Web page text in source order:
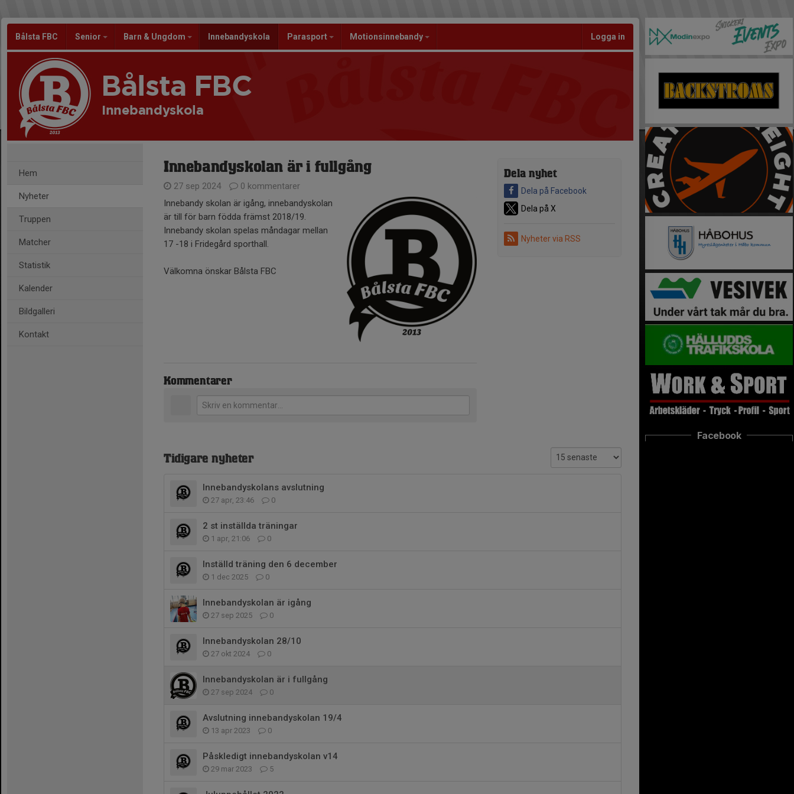
Bålsta FBC Senior Barn & Ungdom Innebandyskola Parasport Motionsinnebandy Logga in
Bålsta FBC
Innebandyskola
Hem
Nyheter
Truppen
Matcher
Statistik
Kalender
Bildgalleri
Kontakt
Dela nyhet
Dela på Facebook
Dela på X
Nyheter via RSS
Innebandyskolan är i fullgång
27 sep 2024
0 kommentarer
Innebandy skolan är igång, innebandyskolan
är till för barn födda främst 2018/19.
Innebandy skolan spelas måndagar mellan
17 -18 i Fridegård sporthall.
Välkomna önskar Bålsta FBC
Kommentarer
Tidigare nyheter
Innebandyskolans avslutning
27 apr, 23:46 0
2 st inställda träningar
1 apr, 21:06 0
Inställd träning den 6 december
1 dec 2025 0
Innebandyskolan är igång
27 sep 2025 0
Innebandyskolan 28/10
27 okt 2024 0
Innebandyskolan är i fullgång
27 sep 2024 0
Avslutning innebandyskolan 19/4
13 apr 2023 0
Påskledigt innebandyskolan v14
29 mar 2023 5
Facebook